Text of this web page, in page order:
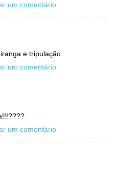
um comentário
e tripulação
um comentário
um comentário